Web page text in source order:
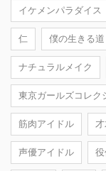
イケメンパラダイス
仁 僕の生きる道
ナチュラルメイク
東京ガールズコレク
筋肉アイドル
声優アイドル 役